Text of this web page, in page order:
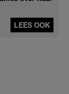
LEES OOK